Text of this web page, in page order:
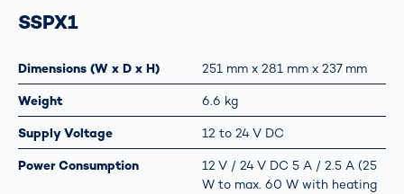
SSPX1
Dimensions (W x D x H) 251 mm x 281 mm x 237 mm
Weight 6.6 kg
Supply Voltage 12 to 24 V DC
Power Consumption
12 V / 24 V DC 5 A / 2.5 A (25
W to max. 60 W with heating